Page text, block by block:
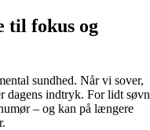
til fokus og
sundhed. Når vi sover,
dagens indtryk. For lidt søvn
– og kan på længere